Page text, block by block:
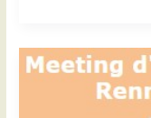
Open
des